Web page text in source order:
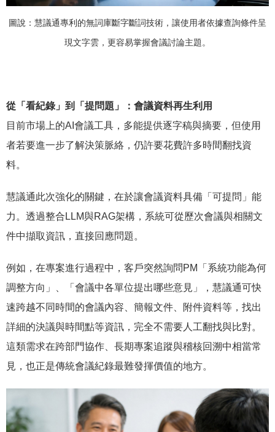
圖說：慧議通專利的無詞庫斷字斷詞技術，讓使用者依據查詢條件呈
現文字雲，更容易掌握會議討論主題。
從「看紀錄」到「提問題」：會議資料再生利用
目前市場上的AI會議工具，多能提供逐字稿與摘要，但使用
者若要進一步了解決策脈絡，仍許要花費許多時間翻找資
料。
慧議通此次強化的關鍵，在於讓會議資料具備「可提問」能
力。透過整合LLM與RAG架構，系統可從歷次會議與相關文
件中擷取資訊，直接回應問題。
例如，在專案進行過程中，客戶突然詢問PM「系統功能為何
調整方向」、「會議中各單位提出哪些意見」，慧議通可快
速跨越不同時間的會議內容、簡報文件、附件資料等，找出
詳細的決議與時間點等資訊，完全不需要人工翻找與比對。
這類需求在跨部門協作、長期專案追蹤與稽核回溯中相當常
見，也正是傳統會議紀錄最難發揮價值的地方。